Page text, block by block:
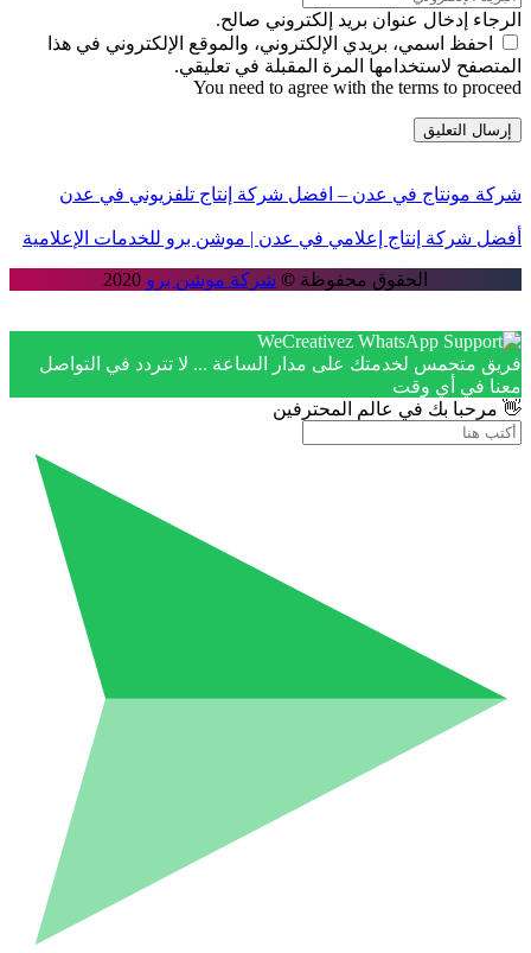
الرجاء إدخال عنوان بريد إلكتروني صالح.
احفظ اسمي، بريدي الإلكتروني، والموقع الإلكتروني في هذا
المتصفح لاستخدامها المرة المقبلة في تعليقي.
You need to agree with the terms to proceed
إرسال التعليق
شركة مونتاج في عدن – افضل شركة إنتاج تلفزيوني في عدن
أفضل شركة إنتاج إعلامي في عدن | موشن برو للخدمات الإعلامية
الحقوق محفوظة © شركة موشن برو
فريق متحمس لخدمتك على مدار الساعة ... لا تتردد في التواصل
معنا في أي وقت
👋 مرحبا بك في عالم المحترفين